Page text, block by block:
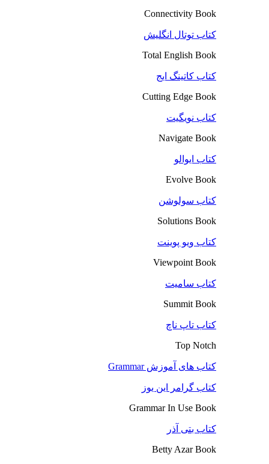
Connectivity Book
کتاب توتال انگلیش
Total English Book
کتاب کاتینگ ایج
Cutting Edge Book
کتاب نویگیت
Navigate Book
کتاب ایوالو
Evolve Book
کتاب سولوشن
Solutions Book
کتاب ویو پوینت
Viewpoint Book
کتاب سامیت
Summit Book
کتاب تاپ ناچ
Top Notch
کتاب های آموزش Grammar
کتاب گرامر این یوز
Grammar In Use Book
کتاب بتی آذر
Betty Azar Book